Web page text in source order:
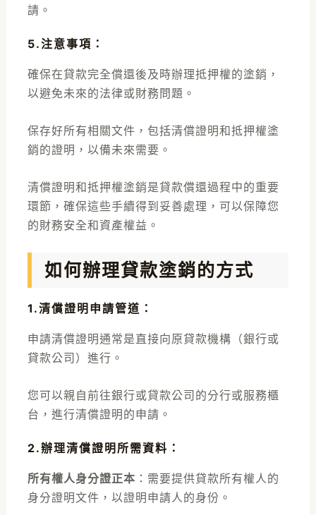
請。
5.注意事項 ：
確保在貸款完全償還後及時辦理抵押權的塗銷，
以避免未來的法律或財務問題。
保存好所有相關文件，包括清償證明和抵押權塗
銷的證明，以備未來需要。
清償證明和抵押權塗銷是貸款償還過程中的重要
環節，確保這些手續得到妥善處理，可以保障您
的財務安全和資產權益。
如何辦理貸款塗銷的方式
1.清償證明申請管道 ：
申請清償證明通常是直接向原貸款機構（銀行或
貸款公司）進行。
您可以親自前往銀行或貸款公司的分行或服務櫃
台，進行清償證明的申請。
2.辦理清償證明所需資料 ：
所有權人身分證正本 ：需要提供貸款所有權人的
身分證明文件，以證明申請人的身份。